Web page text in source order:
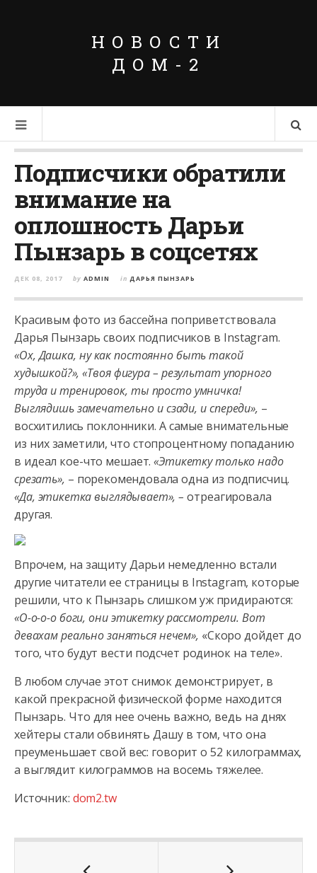
НОВОСТИ
ДОМ-2
Подписчики обратили
внимание на
оплошность Дарьи
Пынзарь в соцсетях
ДЕК 08, 2017 by ADMIN in ДАРЬЯ ПЫНЗАРЬ
Красивым фото из бассейна поприветствовала
Дарья Пынзарь своих подписчиков в Instagram.
«Ох, Дашка, ну как постоянно быть такой
худышкой?», «Твоя фигура – результат упорного
труда и тренировок, ты просто умничка!
Выглядишь замечательно и сзади, и спереди», –
восхитились поклонники. А самые внимательные
из них заметили, что стопроцентному попаданию
в идеал кое-что мешает.«Этикетку только надо
срезать», – порекомендовала одна из подписчиц.
«Да, этикетка выглядывает», –отреагировала
другая.
Впрочем, на защиту Дарьи немедленно встали
другие читатели ее страницы в Instagram, которые
решили, что к Пынзарь слишком уж придираются:
«О-о-о-о боги, они этикетку рассмотрели. Вот
девахам реально заняться нечем», «Скоро дойдет до
того, что будут вести подсчет родинок на теле».
В любом случае этот снимок демонстрирует, в
какой прекрасной физической форме находится
Пынзарь. Что для нее очень важно, ведь на днях
хейтеры стали обвинять Дашу в том, что она
преуменьшает свой вес: говорит о 52 килограммах,
а выглядит килограммов на восемь тяжелее.
Источник: dom2.tw